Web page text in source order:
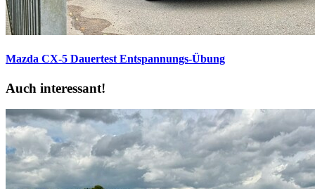
Mazda CX-5 Dauertest Entspannungs-Übung
Auch interessant!